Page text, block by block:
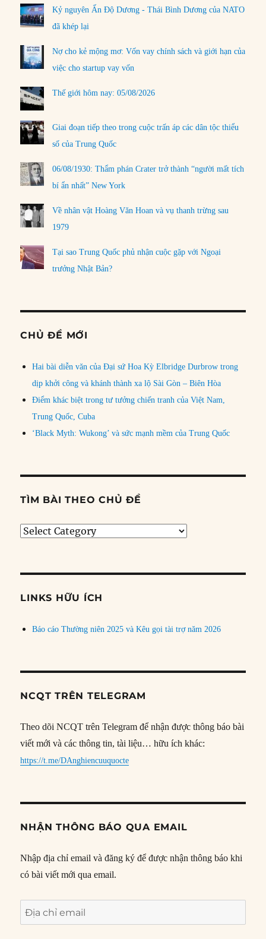
Kỷ nguyên Ấn Độ Dương - Thái Bình Dương của NATO
đã khép lại
Nợ cho kẻ mộng mơ: Vốn vay chính sách và giới hạn của
việc cho startup vay vốn
Thế giới hôm nay: 05/08/2026
Giai đoạn tiếp theo trong cuộc trấn áp các dân tộc thiểu
số của Trung Quốc
06/08/1930: Thẩm phán Crater trở thành “người mất tích
bí ẩn nhất” New York
Về nhân vật Hoàng Văn Hoan và vụ thanh trừng sau
1979
Tại sao Trung Quốc phủ nhận cuộc gặp với Ngoại
trưởng Nhật Bản?
CHỦ ĐỀ MỚI
Hai bài diễn văn của Đại sứ Hoa Kỳ Elbridge Durbrow trong
dịp khởi công và khánh thành xa lộ Sài Gòn – Biên Hòa
Điểm khác biệt trong tư tưởng chiến tranh của Việt Nam,
Trung Quốc, Cuba
‘Black Myth: Wukong’ và sức mạnh mềm của Trung Quốc
TÌM BÀI THEO CHỦ ĐỀ
Tìm
đề
LINKS HỮU ÍCH
Báo cáo Thường niên 2025 và Kêu gọi tài trợ năm 2026
NCQT TRÊN TELEGRAM
Theo dõi NCQT trên Telegram để nhận được thông báo bài
viết mới và các thông tin, tài liệu… hữu ích khác:
https://t.me/DAnghiencuuquocte
NHẬN THÔNG BÁO QUA EMAIL
Nhập địa chỉ email và đăng ký để được nhận thông báo khi
có bài viết mới qua email.
Địa
chỉ